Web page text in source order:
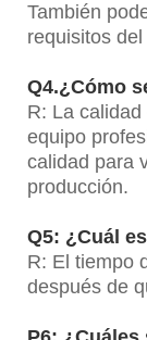
También
requisitos
Q4.¿Cómo
R: La
equipo
calidad para
producción.
Q5: ¿Cuál
R: El tiempo
después de